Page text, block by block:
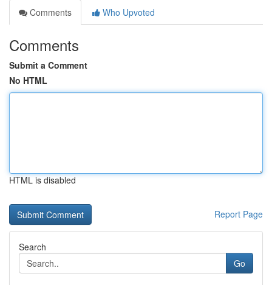
Comments
Who Upvoted
Comments
Submit a Comment
No HTML
HTML is disabled
Report Page
Search
Go